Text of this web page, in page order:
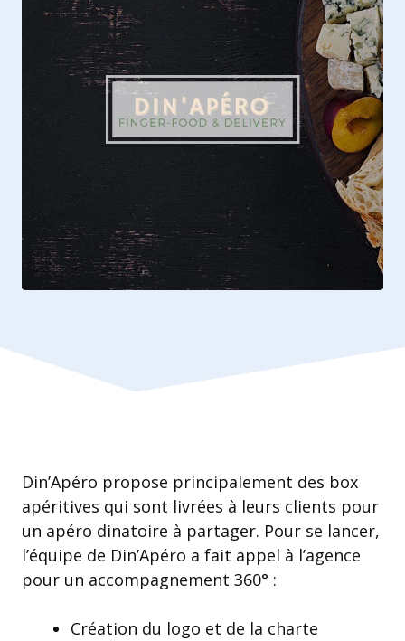
Din’Apéro propose principalement des box
apéritives qui sont livrées à leurs clients pour
un apéro dinatoire à partager. Pour se lancer,
l’équipe de Din’Apéro a fait appel à l’agence
pour un accompagnement 360° :
Création du logo et de la charte